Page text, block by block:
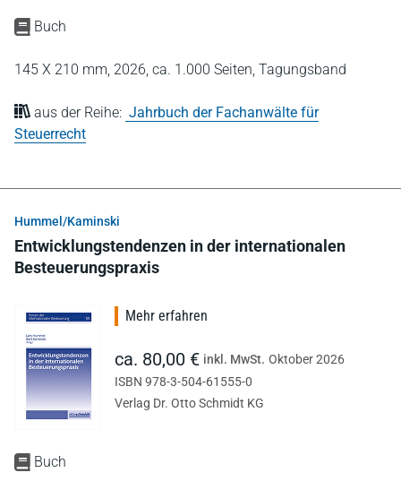
Buch
145 X 210 mm, 2026, ca. 1.000 Seiten, Tagungsband
aus der Reihe: Jahrbuch der Fachanwälte für
Steuerrecht
Hummel/Kaminski
Entwicklungstendenzen in der internationalen
Besteuerungspraxis
Buch
Mehr erfahren
ca. 80,00 € inkl. MwSt. Oktober 2026
ISBN 978-3-504-61555-0
Verlag Dr. Otto Schmidt KG